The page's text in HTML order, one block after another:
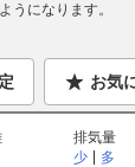
うになります。
お気
排気量
少
多